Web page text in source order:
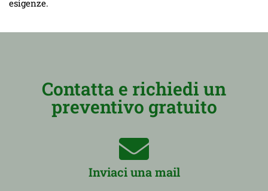
esigenze.
Contatta e richiedi un
preventivo gratuito
Inviaci una mail